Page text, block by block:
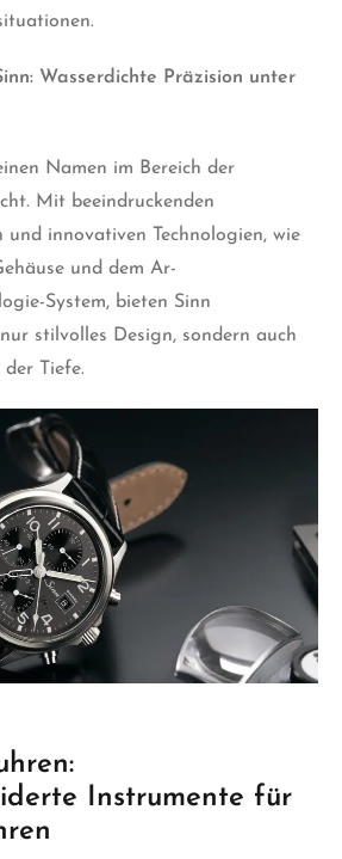
Wasserdichte Präzision unter
Namen im Bereich der
Mit beeindruckenden
und innovativen Technologien, wie
und dem Ar-
System, bieten Sinn
stilvolles Design, sondern auch
Tiefe.
Instrumente für